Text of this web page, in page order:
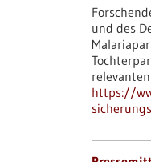
und des
https://